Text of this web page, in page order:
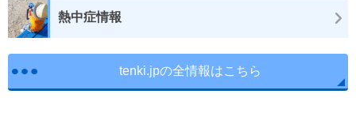
熱中症情報
tenki.jpの全情報はこちら